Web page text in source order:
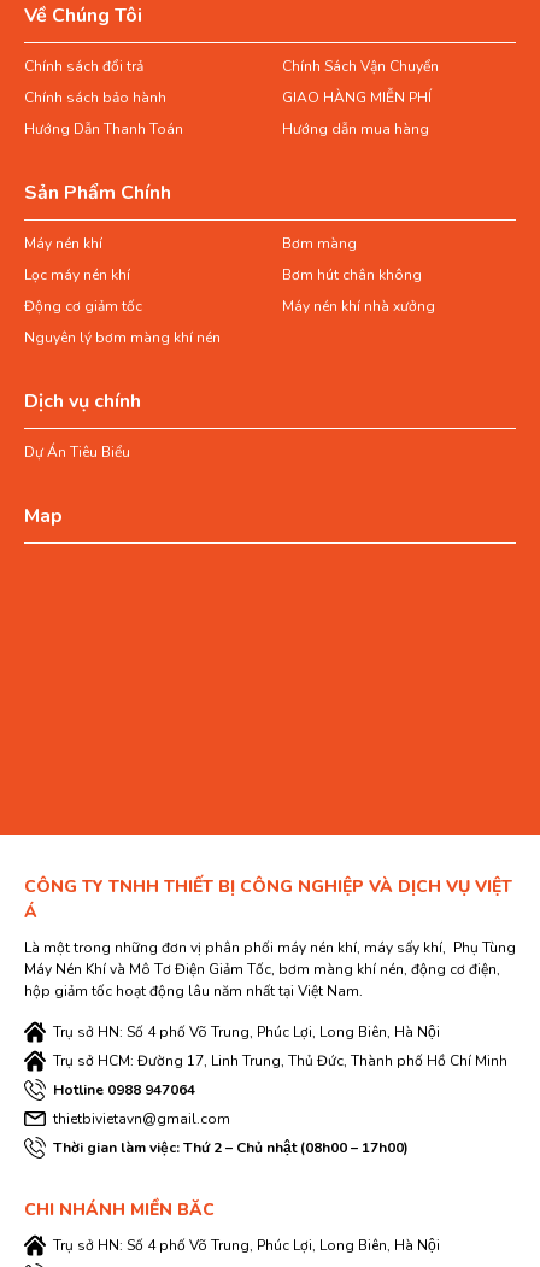
Về Chúng Tôi
Chính sách đổi trả
Chính Sách Vận Chuyển
Chính sách bảo hành
GIAO HÀNG MIỄN PHÍ
Hướng Dẫn Thanh Toán
Hướng dẫn mua hàng
Sản Phẩm Chính
Máy nén khí
Bơm màng
Lọc máy nén khí
Bơm hút chân không
Động cơ giảm tốc
Máy nén khí nhà xưởng
Nguyên lý bơm màng khí nén
Dịch vụ chính
Dự Án Tiêu Biểu
Map
CÔNG TY TNHH THIẾT BỊ CÔNG NGHIỆP VÀ DỊCH VỤ VIỆT
Á
Là một trong những đơn vị phân phối máy nén khí, máy sấy khí, Phụ Tùng
Máy Nén Khí và Mô Tơ Điện Giảm Tốc, bơm màng khí nén, động cơ điện,
hộp giảm tốc hoạt động lâu năm nhất tại Việt Nam.
Trụ sở HN: Số 4 phố Võ Trung, Phúc Lợi, Long Biên, Hà Nội
Trụ sở HCM: Đường 17, Linh Trung, Thủ Đức, Thành phố Hồ Chí Minh
Hotline 0988 947064
thietbivietavn@gmail.com
Thời gian làm việc: Thứ 2 – Chủ nhật (08h00 – 17h00)
CHI NHÁNH MIỀN BĂC
Trụ sở HN: Số 4 phố Võ Trung, Phúc Lợi, Long Biên, Hà Nội